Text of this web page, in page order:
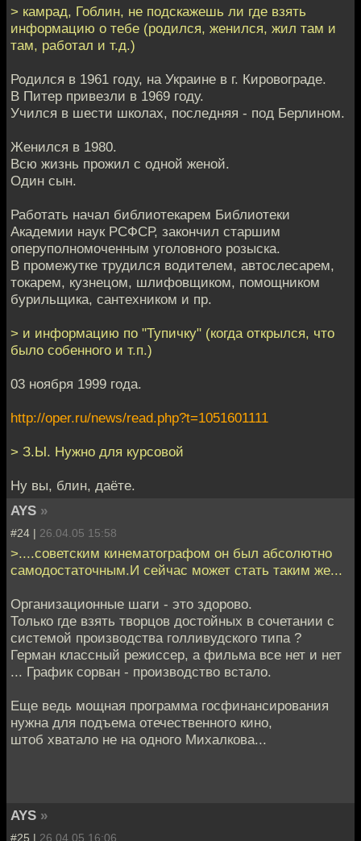
> камрад, Гоблин, не подскажешь ли где взять
информацию о тебе (родился, женился, жил там и
там, работал и т.д.)
Родился в 1961 году, на Украине в г. Кировограде.
В Питер привезли в 1969 году.
Учился в шести школах, последняя - под Берлином.
Женился в 1980.
Всю жизнь прожил с одной женой.
Один сын.
Работать начал библиотекарем Библиотеки
Академии наук РСФСР, закончил старшим
оперуполномоченным уголовного розыска.
В промежутке трудился водителем, автослесарем,
токарем, кузнецом, шлифовщиком, помощником
бурильщика, сантехником и пр.
> и информацию по "Тупичку" (когда открылся, что
было собенного и т.п.)
03 ноября 1999 года.
http://oper.ru/news/read.php?t=1051601111
> З.Ы. Нужно для курсовой
Ну вы, блин, даёте.
AYS »
#24 | 26.04.05 15:58
>....советским кинематографом он был абсолютно
самодостаточным.И сейчас может стать таким же...
Организационные шаги - это здорово.
Только где взять творцов достойных в сочетании с
системой производства голливудского типа ?
Герман классный режиссер, а фильма все нет и нет
... График сорван - производство встало.
Еще ведь мощная программа госфинансирования
нужна для подъема отечественного кино,
штоб хватало не на одного Михалкова...
AYS »
#25 | 26.04.05 16:06